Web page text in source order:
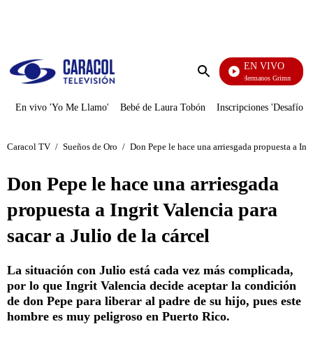
Enviar
EN VIVO
Cuentos De Los Hermanos Grimm
En vivo 'Yo Me Llamo' Bebé de Laura Tobón Inscripciones 'Desafío'
Caracol TV / Sueños de Oro / Don Pepe le hace una arriesgada propuesta a
Don Pepe le hace una arriesgada
propuesta a Ingrit Valencia para
sacar a Julio de la cárcel
La situación con Julio está cada vez más complicada,
por lo que Ingrit Valencia decide aceptar la condición
de don Pepe para liberar al padre de su hijo, pues este
hombre es muy peligroso en Puerto Rico.